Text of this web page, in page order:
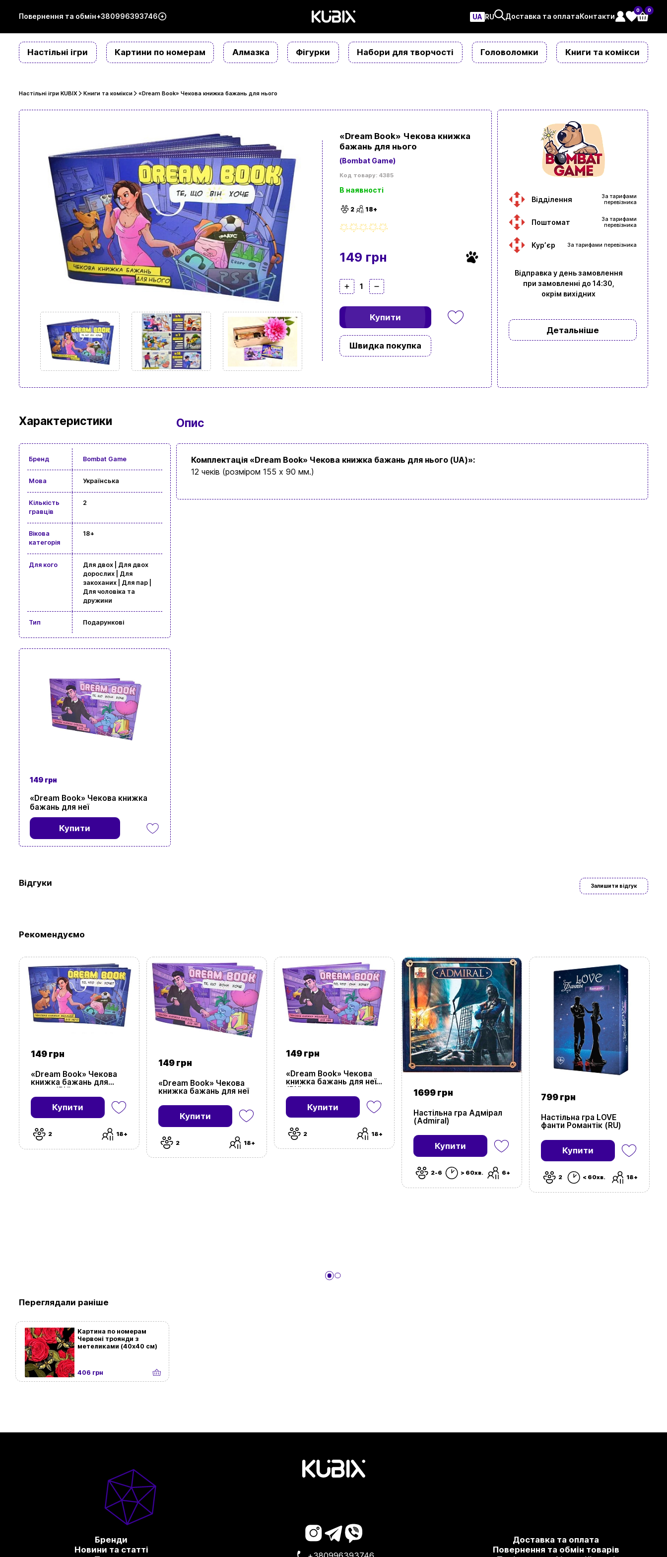
Повернення та обмін+380996393746 UA ㅤRU Доставка та оплатаКонтакти
0 0
Настільні ігри Картини по номерам Алмазка Фігурки Набори для творчості Головоломки Книги та комікси
Настільні ігри KUBIX Книги та комікси «Dream Book» Чекова книжка бажань для нього
«Dream Book» Чекова книжка
бажань для нього
(Bombat Game)
Код товару: 4385
В наявності
2 18+
149 грн
1
Купити
Швидка покупка
Відділення
За тарифами
перевізника
Поштомат
За тарифами
перевізника
Курʼєр За тарифами перевізника
Відправка у день замовлення
при замовленні до 14:30,
окрім вихідних
Детальніше
Характеристики
Бренд Bombat Game
Мова Українська
Кількість
гравців
2
Вікова
категорія
18+
Для кого
Для двох | Для двох
дорослих | Для
закоханих | Для пар |
Для чоловіка та
дружини
Тип Подарункові
149 грн
«Dream Book» Чекова книжка
бажань для неї
Купити
Опис
Комплектація «Dream Book» Чекова книжка бажань для нього (UA)»:
12 чеків (розміром 155 х 90 мм.)
Відгуки Залишити відгук
Рекомендуємо
149 грн
«Dream Book» Чекова
книжка бажань для
нього (RU)
Купити
2 18+
149 грн
«Dream Book» Чекова
книжка бажань для неї
Купити
2 18+
149 грн
«Dream Book» Чекова
книжка бажань для неї
(RU)
Купити
2 18+
1699 грн
Настільна гра Адмірал
(Admiral)
Купити
2-6 > 60хв. 6+
799 грн
Настільна гра LOVE
фанти Романтік (RU)
Купити
2 < 60хв. 18+
Переглядали раніше
Картина по номерам
Червоні троянди з
метеликами (40х40 см)
406 грн
Бренди
Новини та статті
Доставка та оплата
Повернення та обмін товарів
kubix.boardgames@gmail.com
Мова сайту:
UA ㅤRU